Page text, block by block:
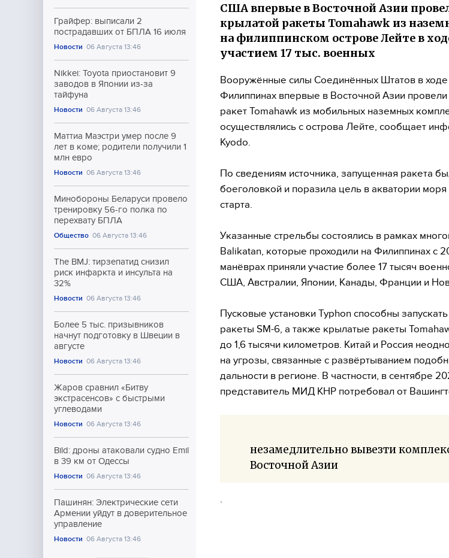
Грайфер: выписали 2
пострадавших от БПЛА 16 июля
Новости 06 Августа 13:46
Nikkei: Toyota приостановит 9
заводов в Японии из-за
тайфуна
Новости 06 Августа 13:46
Маттиа Маэстри умер после 9
лет в коме; родители получили 1
млн евро
Новости 06 Августа 13:46
Минобороны Беларуси провело
тренировку 56-го полка по
перехвату БПЛА
Общество 06 Августа 13:46
The BMJ: тирзепатид снизил
риск инфаркта и инсульта на
32%
Новости 06 Августа 13:46
Более 5 тыс. призывников
начнут подготовку в Швеции в
августе
Новости 06 Августа 13:46
Жаров сравнил «Битву
экстрасенсов» с быстрыми
углеводами
Новости 06 Августа 13:46
Bild: дроны атаковали судно Emil
в 39 км от Одессы
Новости 06 Августа 13:46
Пашинян: Электрические сети
Армении уйдут в доверительное
управление
Новости 06 Августа 13:46
США впервые в Восточной Азии
крылатой ракеты Tomahawk из
на филиппинском острове Лейте в
участием 17 тыс. военных
Вооружённые силы Соединённых Штатов в ходе
Филиппинах впервые в Восточной Азии
ракет Tomahawk из мобильных наземных
осуществлялись с острова Лейте, сообщает
Kyodo.
По сведениям источника, запущенная ракета
боеголовкой и поразила цель в акватории
старта.
Указанные стрельбы состоялись в рамках
Balikatan, которые проходили на Филиппинах с
манёврах приняли участие более 17 тысяч
США, Австралии, Японии, Канады, Франции и
Пусковые установки Typhon способны
ракеты SM-6, а также крылатые ракеты
до 1,6 тысячи километров. Китай и Россия
на угрозы, связанные с развёртыванием
дальности в регионе. В частности, в сентябре
представитель МИД КНР потребовал от
незамедлительно вывезти
Восточной Азии